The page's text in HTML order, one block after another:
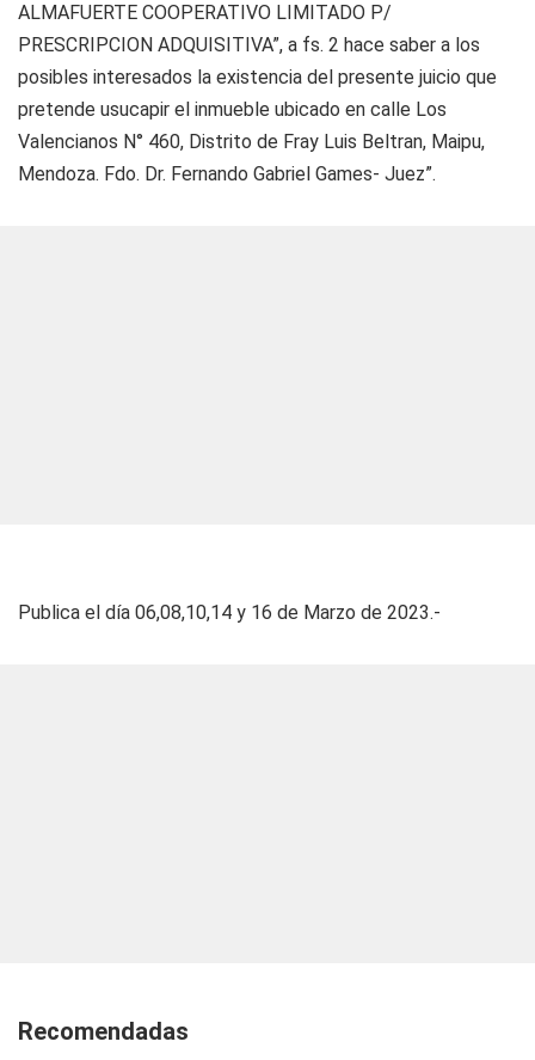
ALMAFUERTE COOPERATIVO LIMITADO P/
PRESCRIPCION ADQUISITIVA”, a fs. 2 hace saber a los
posibles interesados la existencia del presente juicio que
pretende usucapir el inmueble ubicado en calle Los
Valencianos N° 460, Distrito de Fray Luis Beltran, Maipu,
Mendoza. Fdo. Dr. Fernando Gabriel Games- Juez”.
Publica el día 06,08,10,14 y 16 de Marzo de 2023.-
Recomendadas